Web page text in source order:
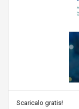
Scaricalo gratis!